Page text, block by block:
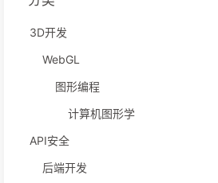
3D开发
WebGL
图形编程
计算机图形学
API安全
后端开发